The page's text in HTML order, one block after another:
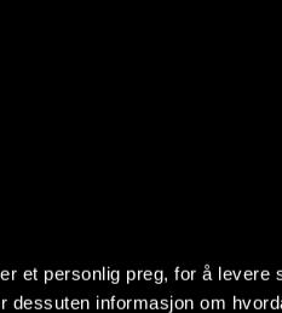
et personlig preg, for å levere
dessuten informasjon om